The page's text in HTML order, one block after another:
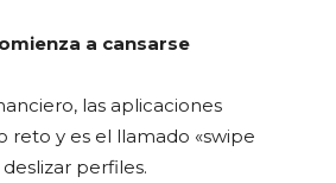
a cansarse
las aplicaciones
reto y es el llamado «swipe
perfiles.